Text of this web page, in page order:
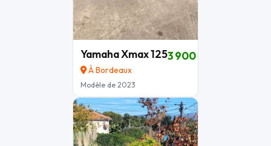
Yamaha Xmax 125
À Bordeaux
Modèle de 2023
3 900 €